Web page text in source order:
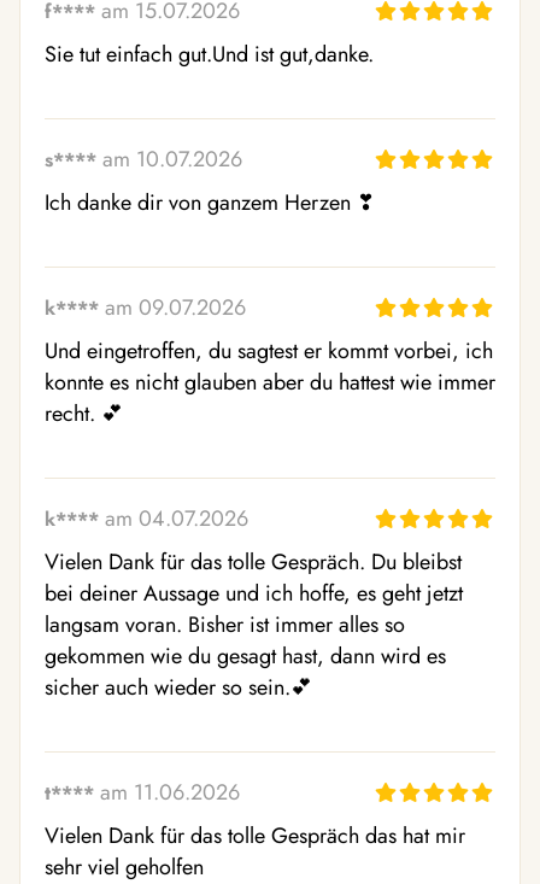
f**** am 15.07.2026
Sie tut einfach gut.Und ist gut,danke.
s**** am 10.07.2026
Ich danke dir von ganzem Herzen ❣  ️
k**** am 09.07.2026
Und eingetroffen, du sagtest er kommt vorbei, ich
konnte es nicht glauben aber du hattest wie immer
recht. 💕
k**** am 04.07.2026
Vielen Dank für das tolle Gespräch. Du bleibst
bei deiner Aussage und ich hoffe, es geht jetzt
langsam voran. Bisher ist immer alles so
gekommen wie du gesagt hast, dann wird es
sicher auch wieder so sein.💕
t**** am 11.06.2026
Vielen Dank für das tolle Gespräch das hat mir
sehr viel geholfen